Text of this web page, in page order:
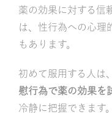
薬の効果に対する信
は、性行為への心理
もあります。
初めて服用する人は
慰行為で薬の効果を
冷静に把握できます。